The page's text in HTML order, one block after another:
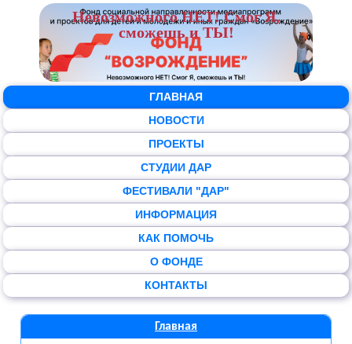
Невозможного НЕТ! Смог Я,
сможешь и ТЫ!
ГЛАВНАЯ
НОВОСТИ
ПРОЕКТЫ
СТУДИИ ДАР
ФЕСТИВАЛИ "ДАР"
ИНФОРМАЦИЯ
КАК ПОМОЧЬ
О ФОНДЕ
КОНТАКТЫ
Главная